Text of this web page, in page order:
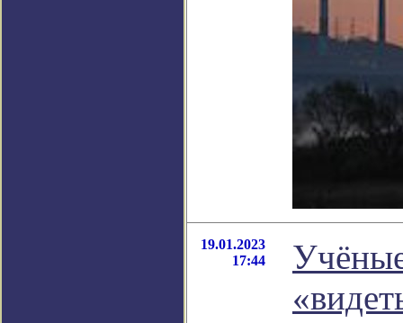
19.01.2023
17:44